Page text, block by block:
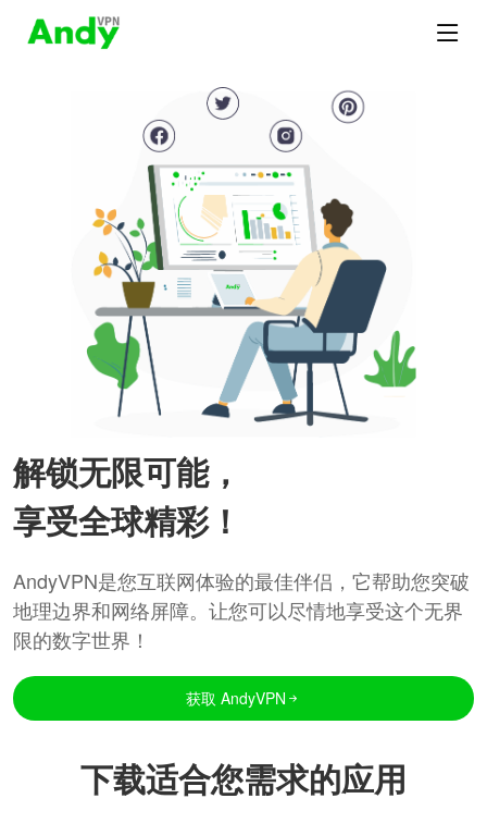
解锁无限可能，
享受全球精彩！
AndyVPN是您互联网体验的最佳伴侣，它帮助您突破
地理边界和网络屏障。让您可以尽情地享受这个无界
限的数字世界！
获取 AndyVPN
下载适合您需求的应用